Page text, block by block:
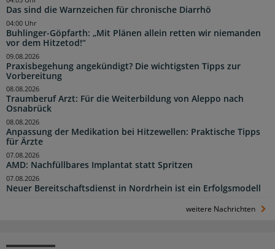
Das sind die Warnzeichen für chronische Diarrhö
Buhlinger-Göpfarth: „Mit Plänen allein retten wir niemanden
vor dem Hitzetod!“
04:00 Uhr
Praxisbegehung angekündigt? Die wichtigsten Tipps zur
Vorbereitung
09.08.2026
Traumberuf Arzt: Für die Weiterbildung von Aleppo nach
Osnabrück
08.08.2026
Anpassung der Medikation bei Hitzewellen: Praktische Tipps
für Ärzte
08.08.2026
AMD: Nachfüllbares Implantat statt Spritzen
07.08.2026
Neuer Bereitschaftsdienst in Nordrhein ist ein Erfolgsmodell
07.08.2026
weitere Nachrichten